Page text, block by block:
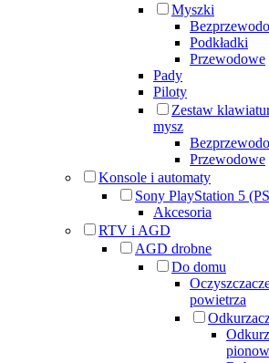
Myszki
Podkładki
Przewodowe
Pady
Piloty
Zestaw
mysz
Przewodowe
Konsole i automaty
Sony PlayStation 5
Akcesoria
RTV i AGD
AGD drobne
Do domu
powietrza